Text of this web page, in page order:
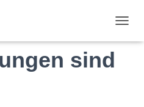
es vor:
sind